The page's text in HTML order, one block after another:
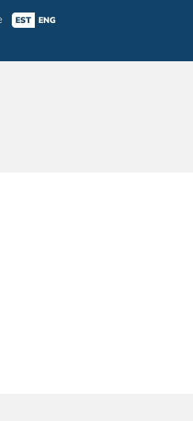
EST ENG